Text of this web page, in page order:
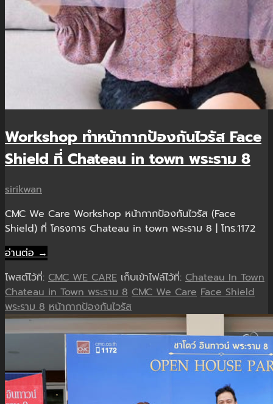
Workshop ทำหน้ากากป้องกันไวรัส Face
Shield ที่ Chateau in town พระราม 8
sirikwan
CMC We Care Workshop หน้ากากป้องกันไวรัส (Face
Shield) ที่ โครงการ Chateau in town พระราม 8 | โทร.1172
อ่านต่อ →
โพสต์ไว้ที่: CMC WE CARE เก็บเข้าไฟล์ไว้ที่: Chateau In Town
Chateau in Town พระราม 8 CMC We Care Face Shield
พระราม 8 หน้ากากป้องกันไวรัส